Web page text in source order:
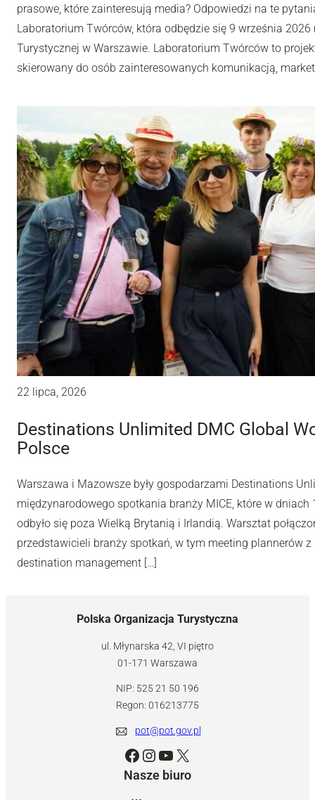
prasowe, które zainteresują media? Odpowiedzi na te
Laboratorium Twórców, która odbędzie się 9 września
Turystycznej w Warszawie. Laboratorium Twórców to
skierowany do osób zainteresowanych komunikacją,
22 lipca, 2026
Destinations Unlimited DMC Global
Polsce
Warszawa i Mazowsze były gospodarzami Destinations
międzynarodowego spotkania branży MICE, które w
odbyło się poza Wielką Brytanią i Irlandią. Warsztat
przedstawicieli branży spotkań, w tym meeting plannerów
destination management […]
Polska Organizacja Turystyczna
ul. Młynarska 42, VI piętro
01-171 Warszawa
NIP: 525 21 50 196
Regon: 016213775
pot@pot.gov.pl
Facebook Instagram YouTube X
Nasze biuro